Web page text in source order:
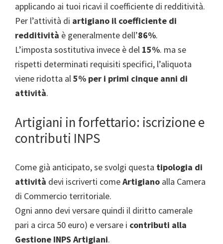
applicando ai tuoi ricavi il coefficiente di redditività.
Per l’attività di artigiano il coefficiente di
redditività è generalmente dell’86%.
L’imposta sostitutiva invece è del 15%. ma se
rispetti determinati requisiti specifici, l’aliquota
viene ridotta al5% per i primi cinque anni di
attività.
Artigiani in forfettario: iscrizione e
contributi INPS
Come già anticipato, se svolgi questa tipologia di
attività devi iscriverti comeArtigiano alla Camera
di Commercio territoriale.
Ogni anno devi versare quindi il diritto camerale
pari a circa 50 euro) e versare i contributi alla
Gestione INPS Artigiani.